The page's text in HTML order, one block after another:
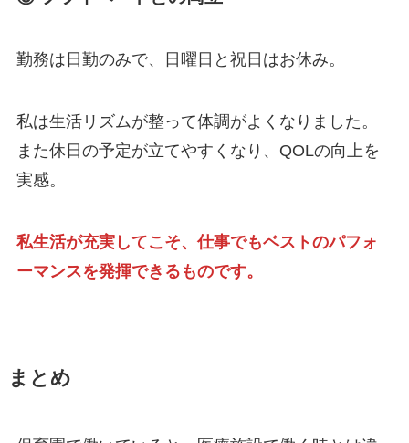
勤務は日勤のみで、日曜日と祝日はお休み。
私は生活リズムが整って体調がよくなりました。
また休日の予定が立てやすくなり、QOLの向上を
実感。
私生活が充実してこそ、仕事でもベストのパフォ
ーマンスを発揮できるものです。
まとめ